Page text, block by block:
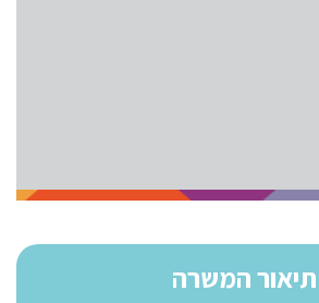
תיאור המשרה